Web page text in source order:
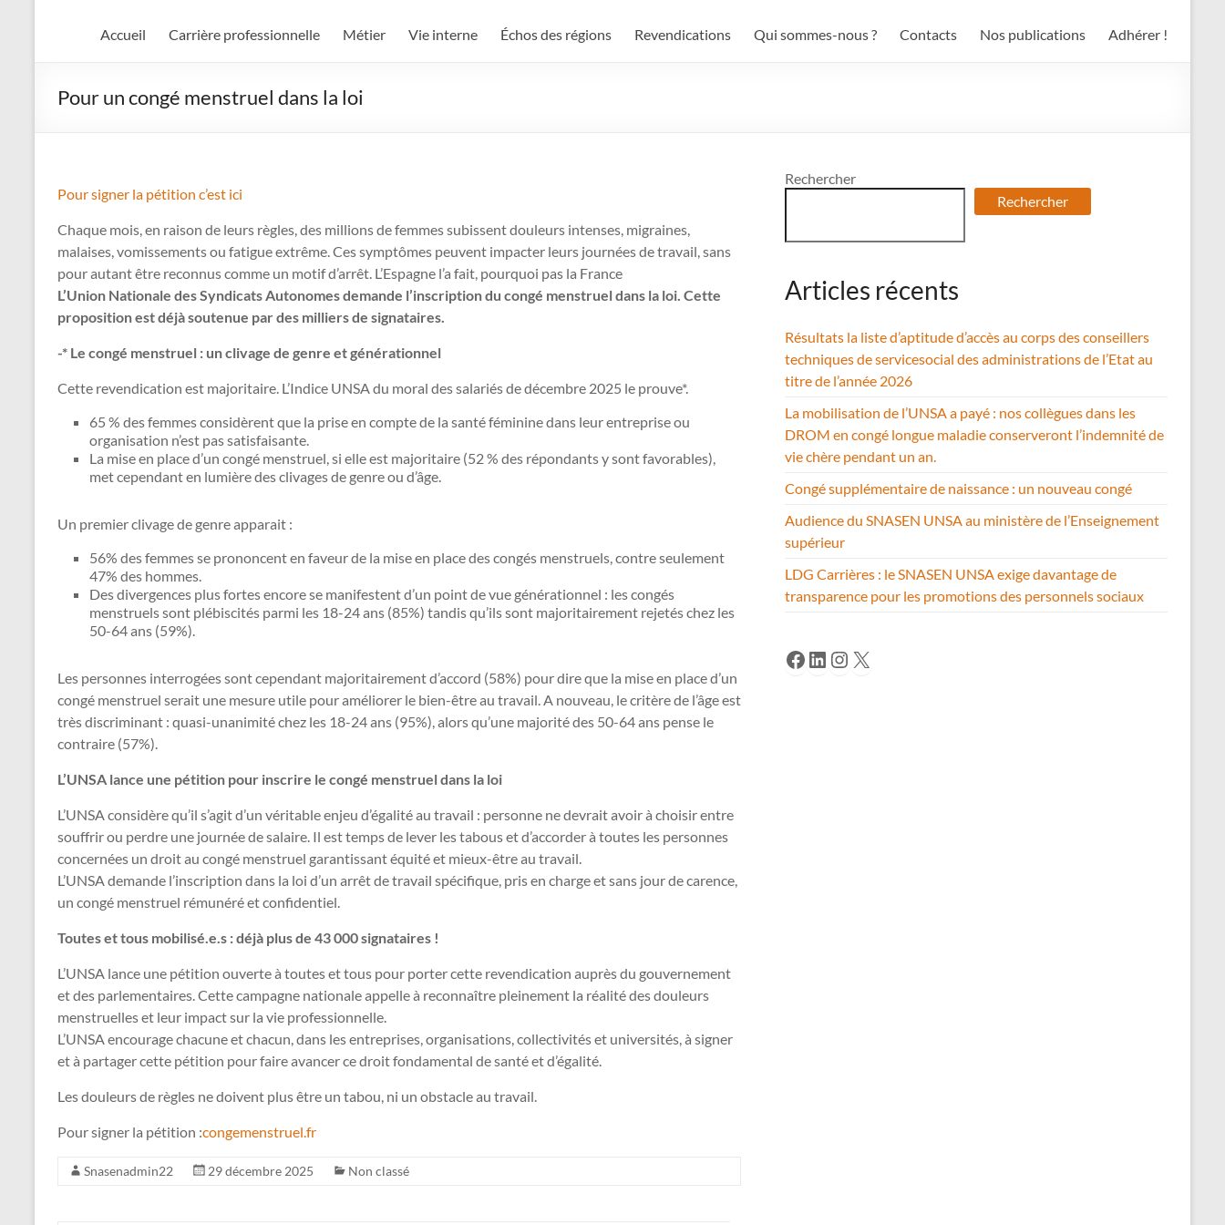
Accueil Carrière professionnelle Métier Vie interne Échos des régions Revendications Qui sommes-nous ? Contacts Nos publications Adhérer !
Pour un congé menstruel dans la loi
Pour signer la pétition c’est ici
Chaque mois, en raison de leurs règles, des millions de femmes subissent douleurs intenses, migraines,
malaises, vomissements ou fatigue extrême. Ces symptômes peuvent impacter leurs journées de travail, sans
pour autant être reconnus comme un motif d’arrêt. L’Espagne l’a fait, pourquoi pas la France
L’Union Nationale des Syndicats Autonomes demande l’inscription du congé menstruel dans la loi. Cette
proposition est déjà soutenue par des milliers de signataires.
-* Le congé menstruel : un clivage de genre et générationnel
Cette revendication est majoritaire. L’Indice UNSA du moral des salariés de décembre 2025 le prouve*.
65 % des femmes considèrent que la prise en compte de la santé féminine dans leur entreprise ou
organisation n’est pas satisfaisante.
La mise en place d’un congé menstruel, si elle est majoritaire (52 % des répondants y sont favorables),
met cependant en lumière des clivages de genre ou d’âge.
Un premier clivage de genre apparait :
56% des femmes se prononcent en faveur de la mise en place des congés menstruels, contre seulement
47% des hommes.
Des divergences plus fortes encore se manifestent d’un point de vue générationnel : les congés
menstruels sont plébiscités parmi les 18-24 ans (85%) tandis qu’ils sont majoritairement rejetés chez les
50-64 ans (59%).
Les personnes interrogées sont cependant majoritairement d’accord (58%) pour dire que la mise en place d’un
congé menstruel serait une mesure utile pour améliorer le bien-être au travail. A nouveau, le critère de l’âge est
très discriminant : quasi-unanimité chez les 18-24 ans (95%), alors qu’une majorité des 50-64 ans pense le
contraire (57%).
L’UNSA lance une pétition pour inscrire le congé menstruel dans la loi
L’UNSA considère qu’il s’agit d’un véritable enjeu d’égalité au travail : personne ne devrait avoir à choisir entre
souffrir ou perdre une journée de salaire. Il est temps de lever les tabous et d’accorder à toutes les personnes
concernées un droit au congé menstruel garantissant équité et mieux-être au travail.
L’UNSA demande l’inscription dans la loi d’un arrêt de travail spécifique, pris en charge et sans jour de carence,
un congé menstruel rémunéré et confidentiel.
Toutes et tous mobilisé.e.s : déjà plus de 43 000 signataires !
L’UNSA lance une pétition ouverte à toutes et tous pour porter cette revendication auprès du gouvernement
et des parlementaires. Cette campagne nationale appelle à reconnaître pleinement la réalité des douleurs
menstruelles et leur impact sur la vie professionnelle.
L’UNSA encourage chacune et chacun, dans les entreprises, organisations, collectivités et universités, à signer
et à partager cette pétition pour faire avancer ce droit fondamental de santé et d’égalité.
Les douleurs de règles ne doivent plus être un tabou, ni un obstacle au travail.
Pour signer la pétition :congemenstruel.fr
Snasenadmin22 29 décembre 2025 Non classé
Rechercher
Rechercher
Articles récents
Résultats la liste d’aptitude d’accès au corps des conseillers
techniques de servicesocial des administrations de l’Etat au
titre de l’année 2026
La mobilisation de l’UNSA a payé : nos collègues dans les
DROM en congé longue maladie conserveront l’indemnité de
vie chère pendant un an.
Congé supplémentaire de naissance : un nouveau congé
Audience du SNASEN UNSA au ministère de l’Enseignement
supérieur
LDG Carrières : le SNASEN UNSA exige davantage de
transparence pour les promotions des personnels sociaux
Facebook
LinkedIn
Instagram
X